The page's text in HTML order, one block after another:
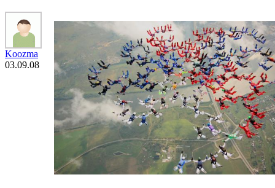
Koozma
03.09.08